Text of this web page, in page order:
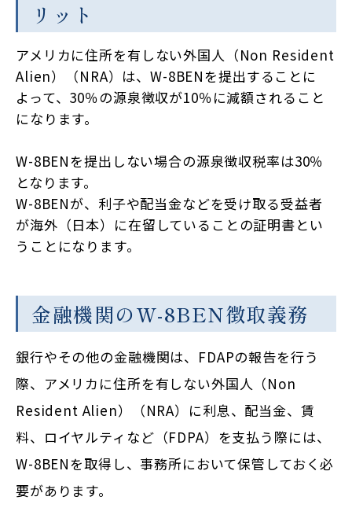
リット
アメリカに住所を有しない外国人（Non Resident
Alien）（NRA）は、W-8BENを提出することに
よって、30％の源泉徴収が10％に減額されること
になります。
W-8BENを提出しない場合の源泉徴収税率は30％
となります。
W-8BENが、利子や配当金などを受け取る受益者
が海外（日本）に在留していることの証明書とい
うことになります。
金融機関のW-8BEN徴取義務
銀行やその他の金融機関は、FDAPの報告を行う
際、アメリカに住所を有しない外国人（Non
Resident Alien）（NRA）に利息、配当金、賃
料、ロイヤルティなど（FDPA）を支払う際には、
W-8BENを取得し、事務所において保管しておく必
要があります。